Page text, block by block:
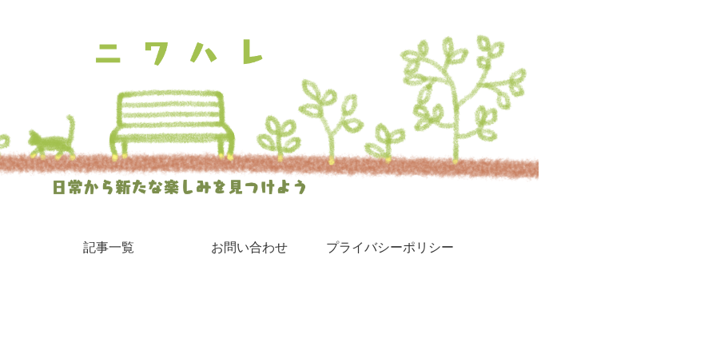
記事一覧 お問い合わせ プライバシーポリシー